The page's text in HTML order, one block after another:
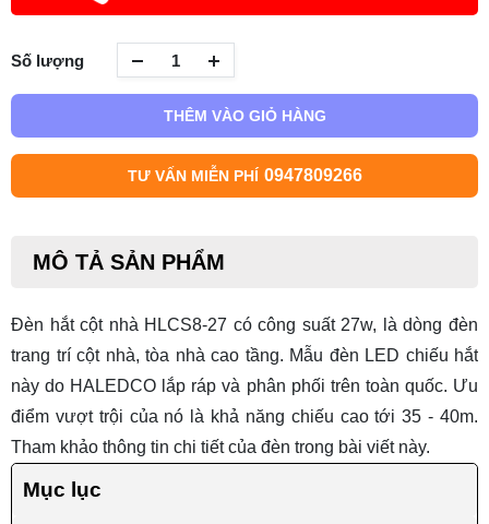
Số lượng
THÊM VÀO GIỎ HÀNG
TƯ VẤN MIỄN PHÍ 0947809266
MÔ TẢ SẢN PHẨM
Đèn hắt cột nhà HLCS8-27 có công suất 27w, là dòng đèn
trang trí cột nhà, tòa nhà cao tầng. Mẫu đèn LED chiếu hắt
này do HALEDCO lắp ráp và phân phối trên toàn quốc. Ưu
điểm vượt trội của nó là khả năng chiếu cao tới 35 - 40m.
Tham khảo thông tin chi tiết của đèn trong bài viết này.
Mục lục